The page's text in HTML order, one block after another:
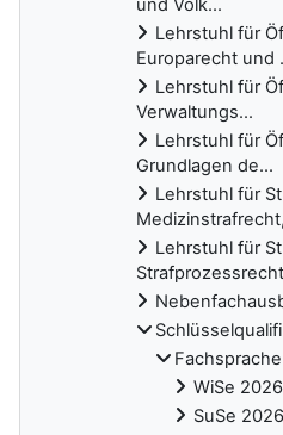
und Völk...
Lehrstuhl für
Europarecht und
Lehrstuhl für
Verwaltungs...
Lehrstuhl für
Grundlagen de...
Lehrstuhl für
Lehrstuhl für
WiSe
SuSe 2026